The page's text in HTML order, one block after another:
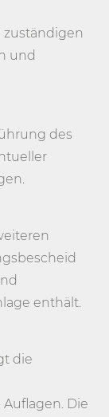
und
des
enthält.
die
Die